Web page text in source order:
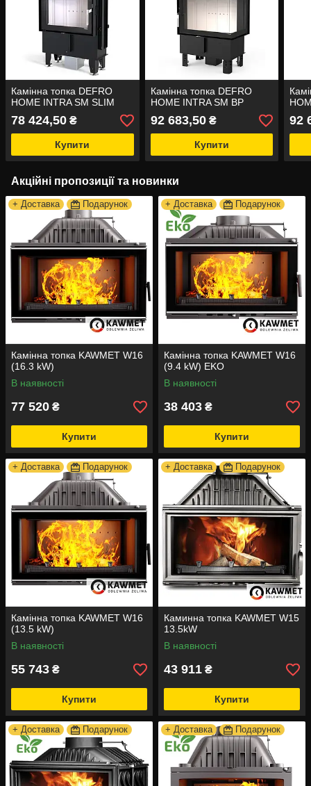
Камінна топка DEFRO
HOME INTRA SM SLIM
78 424,50 ₴
Купити
Камінна топка DEFRO
HOME INTRA SM BP
92 683,50₴
Купити
92
Акційні пропозиції та новинки
+ Доставка Подарунок
Камінна топка KAWMET W16
(16.3 kW)
В наявності
77 520 ₴
Купити
+ Доставка Подарунок
Камінна топка KAWMET W16
(9.4 kW) EKO
В наявності
38 403 ₴
Купити
+ Доставка Подарунок
Камінна топка KAWMET W16
(13.5 kW)
В наявності
55 743 ₴
Купити
+ Доставка Подарунок
Каминна топка KAWMET W15
13.5kW
В наявності
43 911 ₴
Купити
+ Доставка Подарунок + Доставка Подарунок